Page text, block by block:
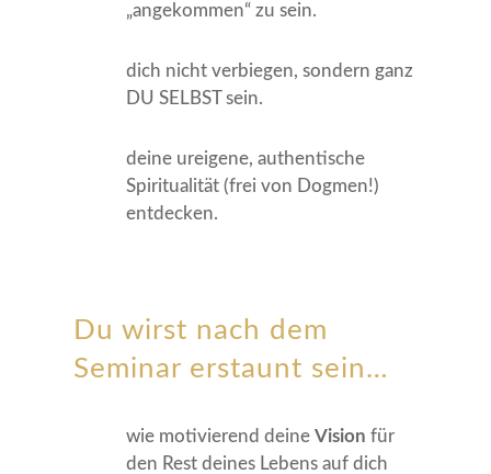
„angekommen“ zu sein.
dich nicht verbiegen, sondern ganz
DU SELBST sein.
deine ureigene, authentische
Spiritualität (frei von Dogmen!)
entdecken.
Du wirst nach dem
Seminar erstaunt sein…
wie motivierend deine Vision für
den Rest deines Lebens auf dich